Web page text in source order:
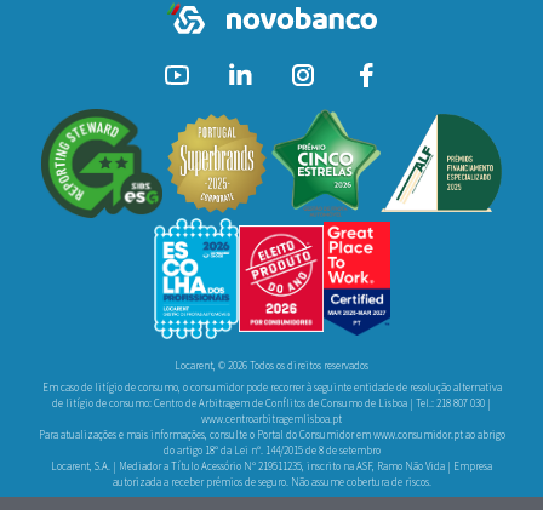
Locarent, © 2026 Todos os direitos reservados
Em caso de litígio de consumo, o consumidor pode recorrer à seguinte entidade de resolução alternativa
de litígio de consumo: Centro de Arbitragem de Conflitos de Consumo de Lisboa | Tel.: 218 807 030 |
www.centroarbitragemlisboa.pt
Para atualizações e mais informações, consulte o Portal do Consumidor emwww.consumidor.ptao abrigo
do artigo 18º da Lei nº. 144/2015 de 8 de setembro
Locarent, S.A. | Mediador a Título Acessório Nº 219511235, inscrito na ASF, Ramo Não Vida | Empresa
autorizada a receber prémios de seguro. Não assume cobertura de riscos.